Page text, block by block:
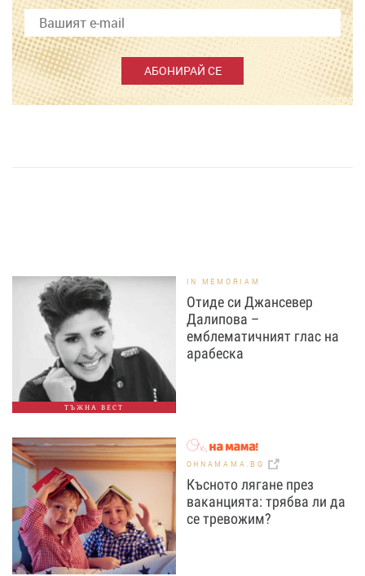
АБОНИРАЙ СЕ
ТЪЖНА ВЕСТ
IN MEMORIAM
Отиде си Джансевер
Далипова –
емблематичният глас на
арабеска
OHNAMAMA.BG
Късното лягане през
ваканцията: трябва ли да
се тревожим?